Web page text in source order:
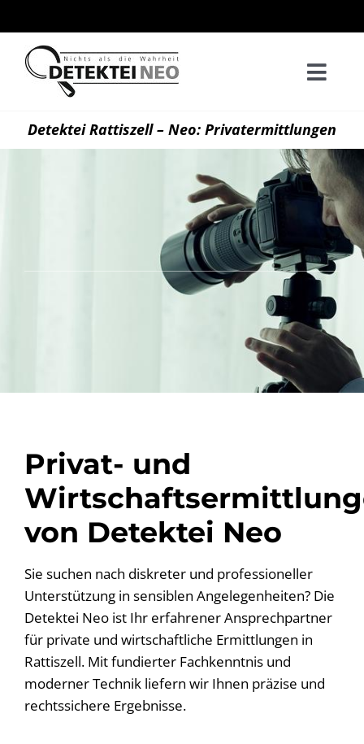
Inhalt
springen
Detektei Rattiszell – Neo: Privatermittlungen
Privat- und
von Detektei Neo
Sie suchen nach diskreter und professioneller
Unterstützung in sensiblen Angelegenheiten? Die
Detektei Neo ist Ihr erfahrener Ansprechpartner
für private und wirtschaftliche Ermittlungen in
Rattiszell. Mit fundierter Fachkenntnis und
moderner Technik liefern wir Ihnen präzise und
rechtssichere Ergebnisse.